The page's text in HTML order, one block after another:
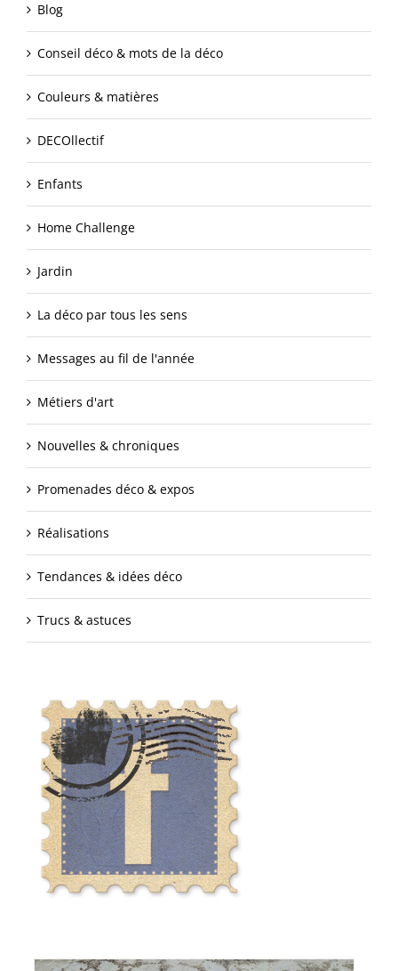
Blog
Conseil déco & mots de la déco
Couleurs & matières
DECOllectif
Enfants
Home Challenge
Jardin
La déco par tous les sens
Messages au fil de l'année
Métiers d'art
Nouvelles & chroniques
Promenades déco & expos
Réalisations
Tendances & idées déco
Trucs & astuces